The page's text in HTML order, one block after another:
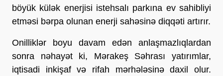
böyük külək enerjisi istehsalı parkına ev sahibliyi
etməsi bərpa olunan enerji sahəsinə diqqəti artırır.
Onilliklər boyu davam edən anlaşmazlıqlardan
sonra nəhayət ki, Mərakeş Səhrası yatırımlar,
iqtisadi inkişaf və rifah mərhələsinə daxil olur.